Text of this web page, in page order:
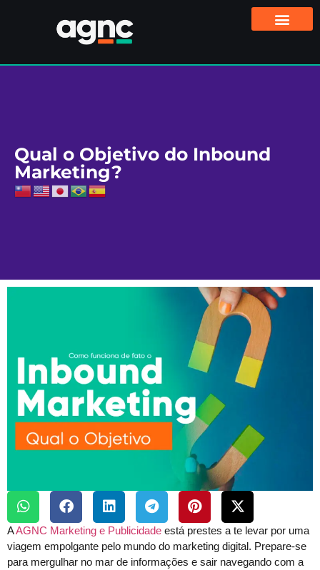
Qual o Objetivo do Inbound
Marketing?
AAGNC Marketing e Publicidade está prestes a te levar por uma
viagem empolgante pelo mundo do marketing digital. Prepare-se
para mergulhar no mar de informações e sair navegando com a